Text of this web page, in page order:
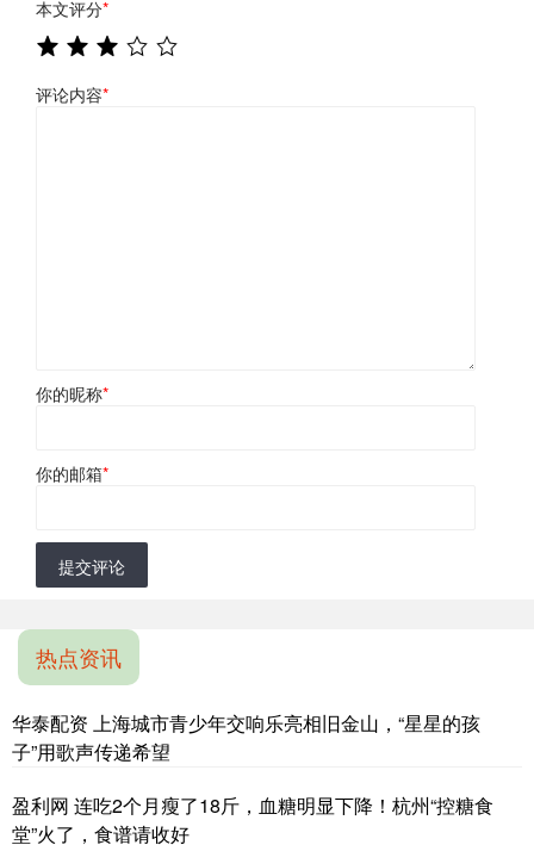
本文评分*
评论内容*
你的昵称*
你的邮箱*
提交评论
热点资讯
华泰配资 上海城市青少年交响乐亮相旧金山，“星星的孩
子”用歌声传递希望
盈利网 连吃2个月瘦了18斤，血糖明显下降！杭州“控糖食
堂”火了，食谱请收好